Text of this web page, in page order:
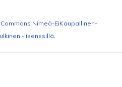
Nimeä-EiKaupallinen-
-lisenssillä